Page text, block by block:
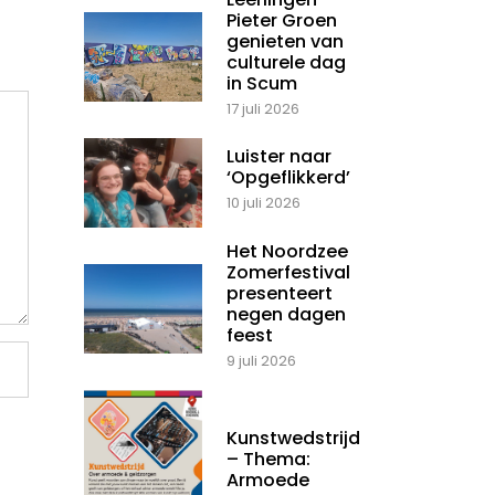
Pieter Groen
genieten van
culturele dag
in Scum
17 juli 2026
Luister naar
‘Opgeflikkerd’
10 juli 2026
Het Noordzee
Zomerfestival
presenteert
negen dagen
feest
9 juli 2026
Kunstwedstrijd
– Thema:
Armoede